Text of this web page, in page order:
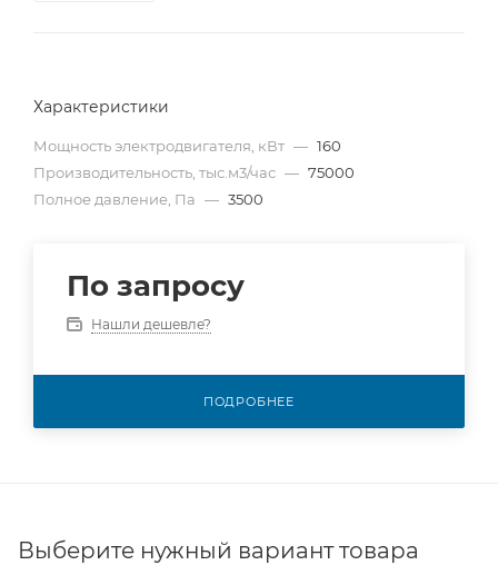
Характеристики
Мощность электродвигателя, кВт — 160
Производительность, тыс.м3/час — 75000
Полное давление, Па — 3500
По запросу
Нашли дешевле?
ПОДРОБНЕЕ
Выберите нужный вариант товара